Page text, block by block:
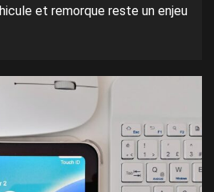
et remorque reste un enjeu